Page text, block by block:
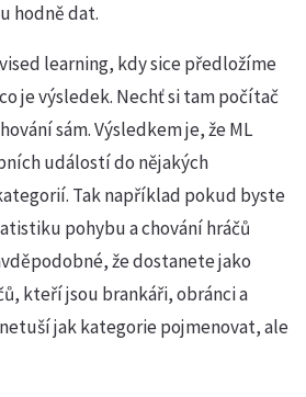
hodně dat.
learning, kdy sice předložíme
je výsledek. Nechť si tam počítač
sám. Výsledkem je, že ML
událostí do nějakých
Tak například pokud byste
pohybu a chování hráčů
že dostanete jako
kteří jsou brankáři, obránci a
jak kategorie pojmenovat, ale